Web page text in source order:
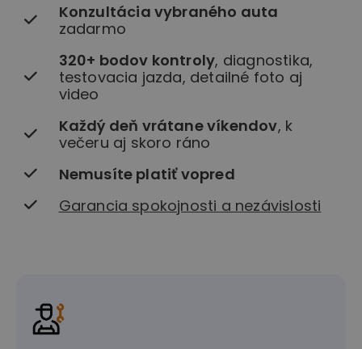
Konzultácia vybraného auta
zadarmo
320+ bodov kontroly, diagnostika,
testovacia jazda, detailné foto aj
video
Každý deň vrátane víkendov, k
večeru aj skoro ráno
Nemusíte platiť vopred
Garancia spokojnosti a nezávislosti